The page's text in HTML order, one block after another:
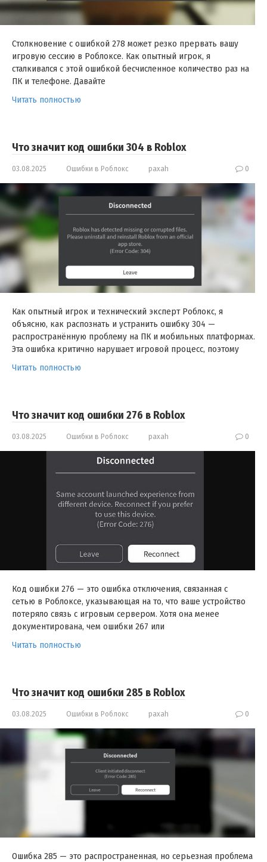
Столкновение с ошибкой 278 может резко прервать вашу
игровую сессию в Роблоксе. Как опытный игрок, я
сталкивался с этой ошибкой бесчисленное количество раз на
ПК и телефоне. Давайте
Читать полностью
Что значит код ошибки 304 в Roblox
03.08.2025 Ошибки в Роблокс paxah 0
Как опытный игрок и технический эксперт Роблокс, я
объясню, как распознать и устранить ошибку 304 —
распространённую проблему на ПК и мобильных платформах.
Эта ошибка критично нарушает игровой процесс, поэтому
Читать полностью
Что значит код ошибки 276 в Roblox
03.08.2025 Ошибки в Роблокс paxah 0
Код ошибки 276 — это ошибка отключения, связанная с
сетью в Роблоксе, указывающая на то, что ваше устройство
потеряло связь с игровым сервером. Хотя она менее
документирована, чем ошибки 267 или
Читать полностью
Что значит код ошибки 285 в Roblox
03.08.2025 Ошибки в Роблокс paxah 0
Ошибка 285 — это распространенная, но серьезная проблема